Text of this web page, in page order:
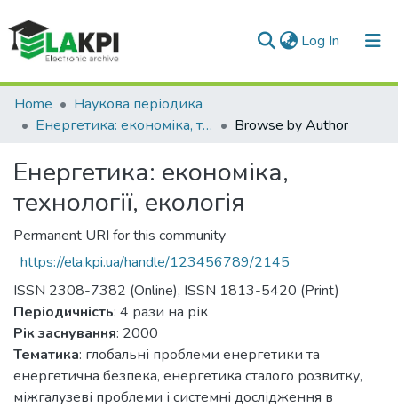
Log In (current)
Communities & Collections
All of DSpace
Home
Наукова періодика
Енергетика: економіка, технології, екологія
Browse by Author
Енергетика: економіка,
технології, екологія
Permanent URI for this community
https://ela.kpi.ua/handle/123456789/2145
ISSN 2308-7382 (Online), ISSN 1813-5420 (Print)
Періодичність: 4 рази на рік
Рік заснування: 2000
Тематика: глобальні проблеми енергетики та
енергетична безпека, енергетика сталого розвитку,
міжгалузеві проблеми і системні дослідження в